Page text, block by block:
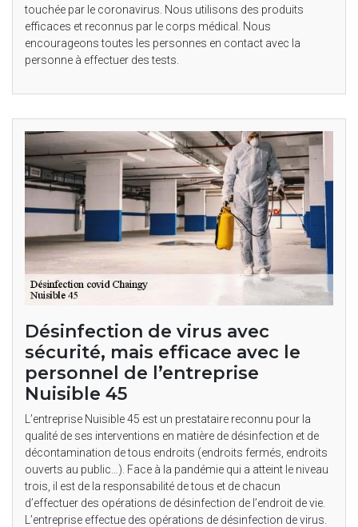
touchée par le coronavirus. Nous utilisons des produits
efficaces et reconnus par le corps médical. Nous
encourageons toutes les personnes en contact avec la
personne à effectuer des tests.
Désinfection de virus avec
sécurité, mais efficace avec le
personnel de l’entreprise
Nuisible 45
L’entreprise Nuisible 45 est un prestataire reconnu pour la
qualité de ses interventions en matière de désinfection et de
décontamination de tous endroits (endroits fermés, endroits
ouverts au public…). Face à la pandémie qui a atteint le niveau
trois, il est de la responsabilité de tous et de chacun
d’effectuer des opérations de désinfection de l’endroit de vie.
L’entreprise effectue des opérations de désinfection de virus.